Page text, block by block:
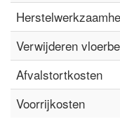
Verwijderen
Afvalstortkosten
Voorrijkosten